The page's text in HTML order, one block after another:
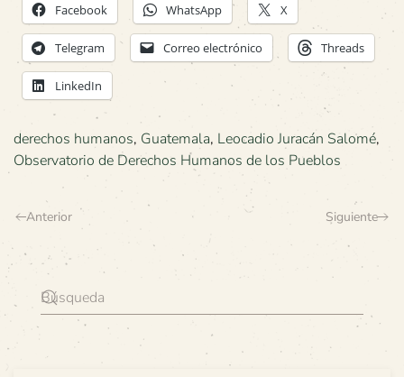
Facebook WhatsApp X
Telegram Correo electrónico Threads
LinkedIn
derechos humanos, Guatemala, Leocadio Juracán Salomé,
Observatorio de Derechos Humanos de los Pueblos
Anterior Siguiente